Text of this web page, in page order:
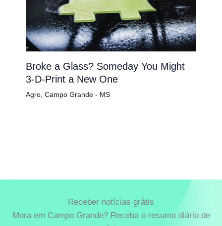
Broke a Glass? Someday You Might
3-D-Print a New One
Agro, Campo Grande - MS
Receber notícias grátis
Mora em Campo Grande? Receba o resumo diário de